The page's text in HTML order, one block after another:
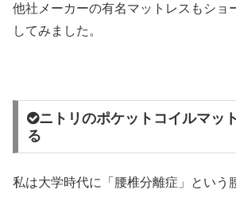
他社メーカーの有名マットレスもショ
してみました。
ニトリのポケットコイルマッ
る
私は大学時代に「腰椎分離症」という